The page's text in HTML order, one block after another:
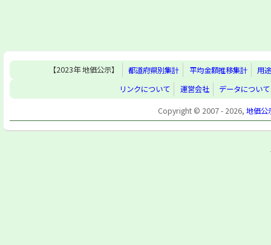
【2023年 地価公示】 都道府県別集計 平均金額推移集計
用
リンクについて
運営会社
データについて
Copyright © 2007 - 2026, 地価公